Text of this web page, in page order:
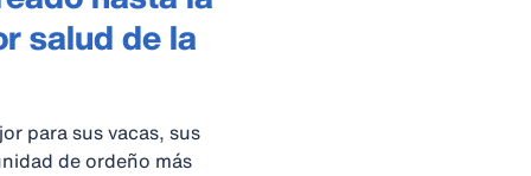
salud de la
para sus vacas, sus
de ordeño más